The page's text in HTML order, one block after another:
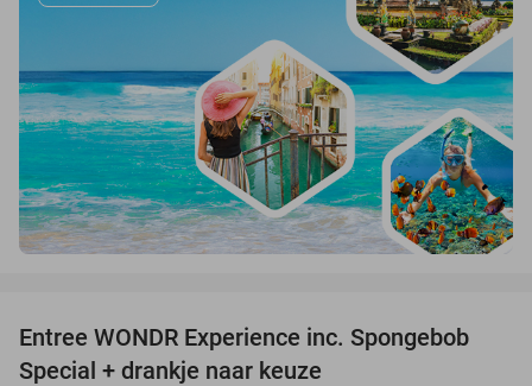
27%
Entree WONDR Experience inc. Spongebob
Special + drankje naar keuze